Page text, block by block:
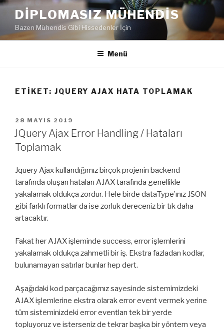
İçeriğe
DIPLOMASIZ MÜHENDIS
Bazen Mühendis Gibi Hissedenler İçin
Menü
ETIKET: JQUERY AJAX HATA TOPLAMAK
YAYIM
TARIHI
28 MAYIS 2019
JQuery Ajax Error Handling / Hataları
Toplamak
Jquery Ajax kullandığımız birçok projenin backend
tarafında oluşan hataları AJAX tarafında genellikle
yakalamak oldukça zordur. Hele birde dataType’ınız JSON
gibi farklı formatlar da ise zorluk dereceniz bir tık daha
artacaktır.
Fakat her AJAX işleminde success, error işlemlerini
yakalamak oldukça zahmetli bir iş. Ekstra fazladan kodlar,
bulunamayan satırlar bunlar hep dert.
Aşağıdaki kod parçacağımız sayesinde sistemimizdeki
AJAX işlemlerine ekstra olarak error event vermek yerine
tüm sisteminizdeki error eventları tek bir yerde
topluyoruz ve isterseniz de tekrar başka bir yöntem veya